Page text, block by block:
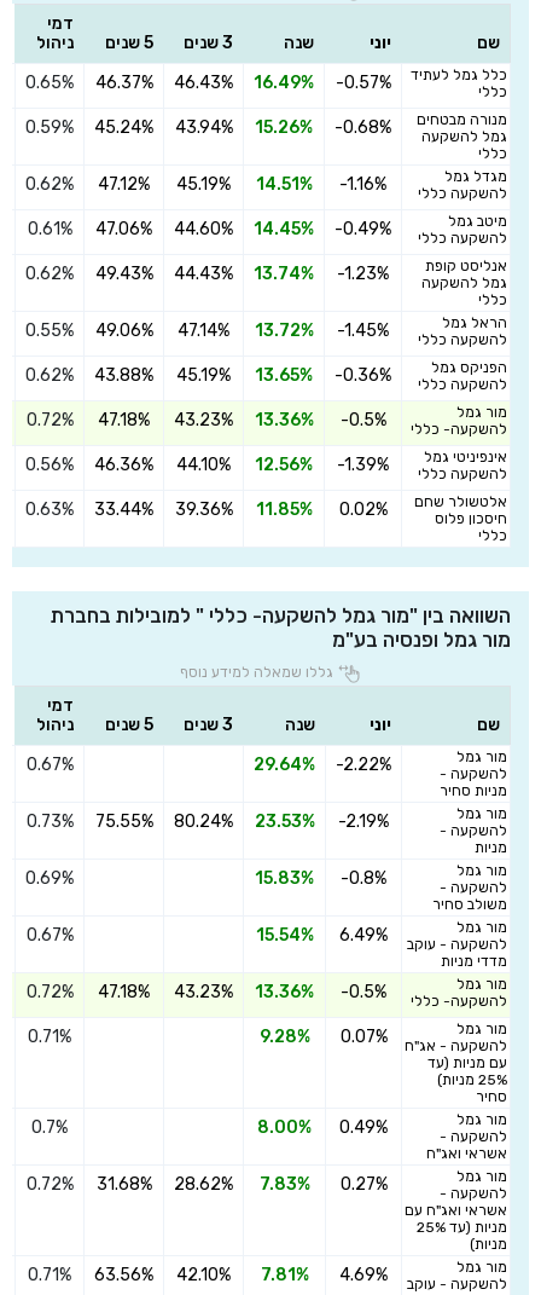
שם יוני שנה 3 שנים 5 שנים
דמי
ניהול
כלל גמל לעתיד
כללי
-0.57%
16.49%
46.43%
46.37%
0.65%
מנורה מבטחים
גמל להשקעה
כללי
-0.68%
15.26%
43.94%
45.24%
0.59%
מגדל גמל
להשקעה כללי
-1.16%
14.51%
45.19%
47.12%
0.62%
מיטב גמל
להשקעה כללי
-0.49%
14.45%
44.60%
47.06%
0.61%
אנליסט קופת
גמל להשקעה
כללי
-1.23%
13.74%
44.43%
49.43%
0.62%
הראל גמל
להשקעה כללי
-1.45%
13.72%
47.14%
49.06%
0.55%
הפניקס גמל
להשקעה כללי
-0.36%
13.65%
45.19%
43.88%
0.62%
מור גמל
להשקעה- כללי
-0.5%
13.36%
43.23%
47.18%
0.72%
אינפיניטי גמל
להשקעה כללי
-1.39%
12.56%
44.10%
46.36%
0.56%
אלטשולר שחם
חיסכון פלוס
כללי
0.02%
11.85%
39.36%
33.44%
0.63%
השוואה בין "מור גמל להשקעה- כללי " למובילות בחברת
מור גמל ופנסיה בע"מ
גללו שמאלה למידע נוסף
שם יוני שנה 3 שנים 5 שנים
דמי
ניהול
מור גמל
להשקעה -
מניות סחיר
-2.22%
29.64%
0.67%
מור גמל
להשקעה -
מניות
-2.19%
23.53%
80.24%
75.55%
0.73%
מור גמל
להשקעה -
משולב סחיר
-0.8%
15.83%
0.69%
מור גמל
להשקעה - עוקב
מדדי מניות
6.49%
15.54%
0.67%
מור גמל
להשקעה- כללי
-0.5%
13.36%
43.23%
47.18%
0.72%
מור גמל
להשקעה - אג"ח
עם מניות (עד
25% מניות)
סחיר
0.07%
9.28%
0.71%
מור גמל
להשקעה -
אשראי ואג"ח
0.49%
8.00%
0.7%
מור גמל
להשקעה -
אשראי ואג"ח עם
מניות (עד 25%
מניות)
0.27%
7.83%
28.62%
31.68%
0.72%
מור גמל
להשקעה - עוקב
4.69%
7.81%
42.10%
63.56%
0.71%